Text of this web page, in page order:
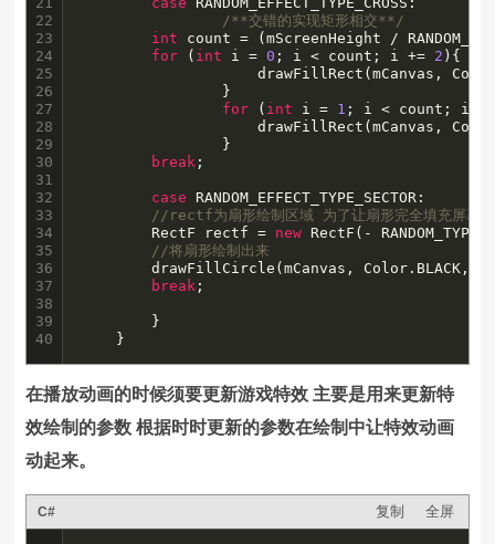
22
23
24
25
26
27
28
29
30
31
32
33
34
35
36
37
38
39
40
/**交错的实现矩形相交**/
int count = (mScreenHeight /
for ( int i = 0 ; i < count; i += 2 ){
drawFillRect(mCanvas,
                }
for ( int i = 1 ; i < count; i
drawFillRect(mCanvas,
                }
break ;
case RANDOM_EFFECT_TYPE_SECTOR:
//rectf为扇形绘制区域 为了让扇形完全填充屏幕所
		RectF rectf =
new RectF(-
//将扇形绘制出来
drawFillCircle(mCanvas,
break ;
	}
在播放动画的时候须要更新游戏特效 主要是用来更新特
效绘制的参数 根据时时更新的参数在绘制中让特效动画
动起来。
C# 复制 全屏